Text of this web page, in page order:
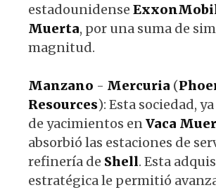
estadounidense
Muerta, por una suma de
magnitud.
Manzano - Mercuria (
Resources): Esta sociedad,
de yacimientos enVaca
absorbió las estaciones de
refinería de Shell. Esta
estratégica le permitió